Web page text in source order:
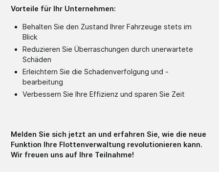
Vorteile für Ihr Unternehmen:
Behalten Sie den Zustand Ihrer Fahrzeuge stets im
Blick
Reduzieren Sie Überraschungen durch unerwartete
Schäden
Erleichtern Sie die Schadenverfolgung und -
bearbeitung
Verbessern Sie Ihre Effizienz und sparen Sie Zeit
Melden Sie sich jetzt an und erfahren Sie, wie die neue
Funktion Ihre Flottenverwaltung revolutionieren kann.
Wir freuen uns auf Ihre Teilnahme!